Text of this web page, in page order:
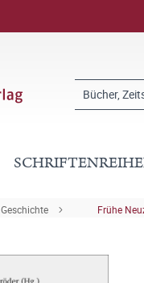
Geschichte Frühe